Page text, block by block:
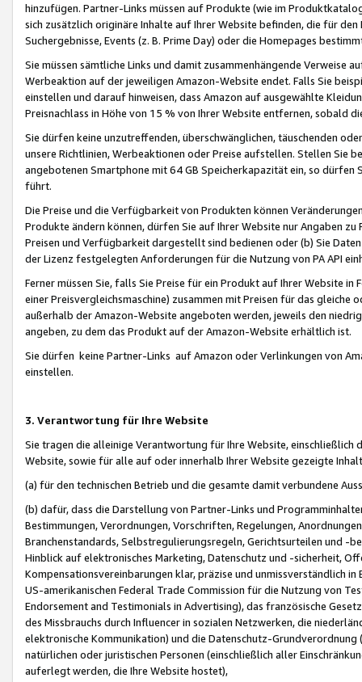
hinzufügen. Partner-Links müssen auf Produkte (wie im
sich zusätzlich originäre Inhalte auf Ihrer Website befinden, die für
Suchergebnisse, Events (z. B. Prime Day) oder die Homepages
Sie müssen sämtliche Links und damit zusammenhängende
Werbeaktion auf der jeweiligen Amazon-Website endet. Falls Sie
einstellen und darauf hinweisen, dass Amazon auf ausgewählte
Preisnachlass in Höhe von 15 % von Ihrer Website entfernen, sobald
Sie dürfen keine unzutreffenden, überschwänglichen, täuschenden
unsere Richtlinien, Werbeaktionen oder Preise aufstellen. Stellen Sie
angebotenen Smartphone mit 64 GB Speicherkapazität ein, so dürfen
führt.
Die Preise und die Verfügbarkeit von Produkten können
Produkte ändern können, dürfen Sie auf Ihrer Website nur Angaben
Preisen und Verfügbarkeit dargestellt sind bedienen oder (b) Sie
der Lizenz festgelegten Anforderungen für die Nutzung von PA API
Ferner müssen Sie, falls Sie Preise für ein Produkt auf Ihrer Website
einer Preisvergleichsmaschine) zusammen mit Preisen für das
außerhalb der Amazon-Website angeboten werden, jeweils den
angeben, zu dem das Produkt auf der Amazon-Website erhältlich ist.
Sie dürfen keine Partner-Links auf Amazon oder Verlinkungen von
einstellen.
3. Verantwortung für Ihre Website
Sie tragen die alleinige Verantwortung für Ihre Website,
Website, sowie für alle auf oder innerhalb Ihrer Website gezeigte
(a) für den technischen Betrieb und die gesamte damit verbundene
(b) dafür, dass die Darstellung von Partner-Links und
Bestimmungen, Verordnungen, Vorschriften, Regelungen,
Branchenstandards, Selbstregulierungsregeln, Gerichtsurteilen und -
Hinblick auf elektronisches Marketing, Datenschutz und -sicherheit,
Kompensationsvereinbarungen klar, präzise und unmissverständlich
US-amerikanischen Federal Trade Commission für die Nutzung von
Endorsement and Testimonials in Advertising), das französische
des Missbrauchs durch Influencer in sozialen Netzwerken, die
elektronische Kommunikation) und die Datenschutz-
natürlichen oder juristischen Personen (einschließlich aller
auferlegt werden, die Ihre Website hostet),